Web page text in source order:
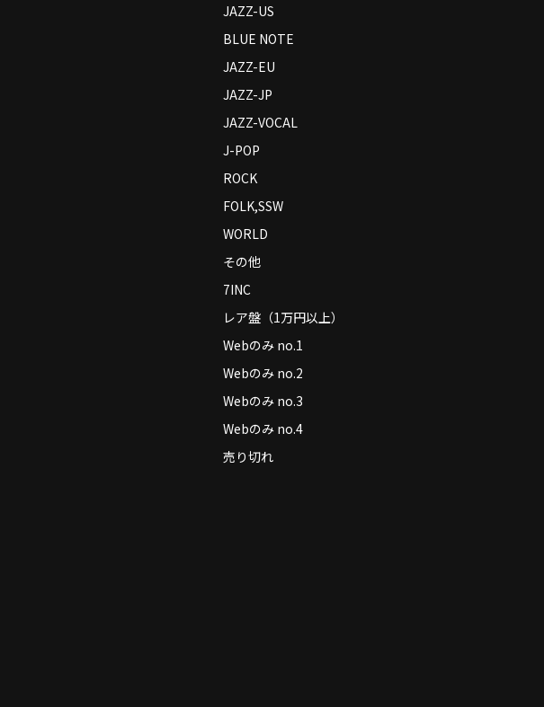
JAZZ-US
BLUE NOTE
JAZZ-EU
JAZZ-JP
JAZZ-VOCAL
J-POP
ROCK
FOLK,SSW
WORLD
その他
7INC
レア盤（1万円以上）
Webのみ no.1
Webのみ no.2
Webのみ no.3
Webのみ no.4
売り切れ